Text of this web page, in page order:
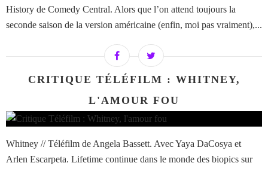
History de Comedy Central. Alors que l’on attend toujours la
seconde saison de la version américaine (enfin, moi pas vraiment),...
CRITIQUE TÉLÉFILM : WHITNEY,
L'AMOUR FOU
Whitney // Téléfilm de Angela Bassett. Avec Yaya DaCosya et
Arlen Escarpeta. Lifetime continue dans le monde des biopics sur